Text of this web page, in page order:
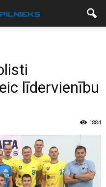
līdervienību
1884